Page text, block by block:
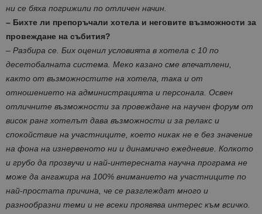
ни се бяха погрижили по отличен начин.
– Бихте ли препоръчали хотела и неговите възможности за
провеждане на събития?
– Разбира се. Бих оценил условията в хотела с 10 по
десетобалната система. Меко казано сме впечатлени,
както от възможностите на хотела, така и от
отношението на администрацията и персонала. Освен
отличните възможности за провеждане на научен форум от
висок ранг хотелът дава възможности и за релакс и
спокойствие на участниците, което никак не е без значение
на фона на изнервеното ни и динамично ежедневие. Колкото
и грубо да прозвучи и най-интересната научна програма не
може да ангажира на 100% вниманието на участниците по
най-простата причина, че се разглеждат много и
разнообразни теми и не всеки проявява интерес към всичко.